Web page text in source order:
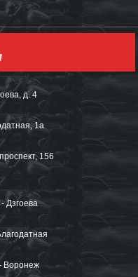
д. 4
1а
156
Дзгоева
Воронеж